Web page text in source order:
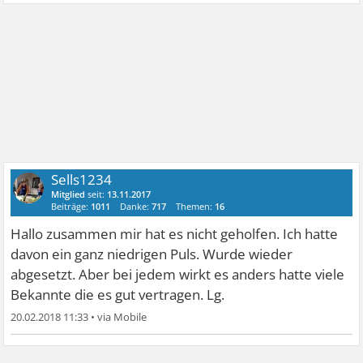
Sells1234
Mitglied seit: 13.11.2017
Beiträge: 1011 Danke:717 Themen: 16
Hallo zusammen mir hat es nicht geholfen. Ich hatte
davon ein ganz niedrigen Puls. Wurde wieder
abgesetzt. Aber bei jedem wirkt es anders hatte viele
Bekannte die es gut vertragen. Lg.
20.02.2018 11:33 •